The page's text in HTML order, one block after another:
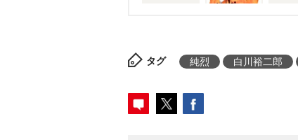
いうふうに思っております」
すし、来年の3月31日までま
タグ 純烈 白川裕二郎